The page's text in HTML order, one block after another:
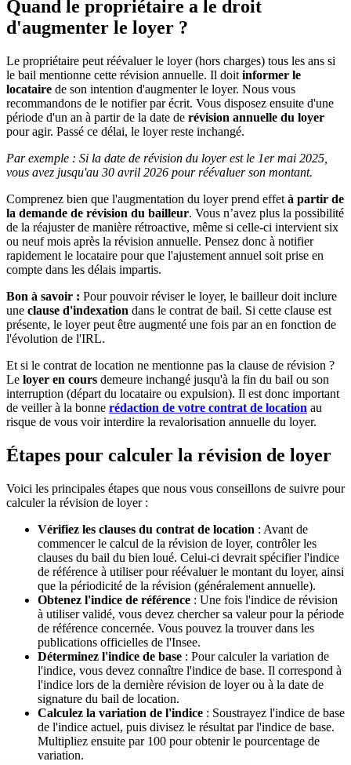
Quand le propriétaire a le droit
d'augmenter le loyer ?
Le propriétaire peut réévaluer le loyer (hors charges) tous les ans si
le bail mentionne cette révision annuelle. Il doit informer le
locataire de son intention d'augmenter le loyer. Nous vous
recommandons de le notifier par écrit. Vous disposez ensuite d'une
période d'un an à partir de la date de révision annuelle du loyer
pour agir. Passé ce délai, le loyer reste inchangé.
Par exemple : Si la date de révision du loyer est le 1er mai 2025,
vous avez jusqu'au 30 avril 2026 pour réévaluer son montant.
Comprenez bien que l'augmentation du loyer prend effet à partir de
la demande de révision du bailleur. Vous n’avez plus la possibilité
de la réajuster de manière rétroactive, même si celle-ci intervient six
ou neuf mois après la révision annuelle. Pensez donc à notifier
rapidement le locataire pour que l'ajustement annuel soit prise en
compte dans les délais impartis.
Bon à savoir : Pour pouvoir réviser le loyer, le bailleur doit inclure
une clause d'indexation dans le contrat de bail. Si cette clause est
présente, le loyer peut être augmenté une fois par an en fonction de
l'évolution de l'IRL.
Et si le contrat de location ne mentionne pas la clause de révision ?
Le loyer en cours demeure inchangé jusqu'à la fin du bail ou son
interruption (départ du locataire ou expulsion). Il est donc important
de veiller à la bonne rédaction de votre contrat de location au
risque de vous voir interdire la revalorisation annuelle du loyer.
Étapes pour calculer la révision de loyer
Voici les principales étapes que nous vous conseillons de suivre pour
calculer la révision de loyer :
Vérifiez les clauses du contrat de location : Avant de
commencer le calcul de la révision de loyer, contrôler les
clauses du bail du bien loué. Celui-ci devrait spécifier l'indice
de référence à utiliser pour réévaluer le montant du loyer, ainsi
que la périodicité de la révision (généralement annuelle).
Obtenez l'indice de référence : Une fois l'indice de révision
à utiliser validé, vous devez chercher sa valeur pour la période
de référence concernée. Vous pouvez la trouver dans les
publications officielles de l'Insee.
Déterminez l'indice de base : Pour calculer la variation de
l'indice, vous devez connaître l'indice de base. Il correspond à
l'indice lors de la dernière révision de loyer ou à la date de
signature du bail de location.
Calculez la variation de l'indice : Soustrayez l'indice de base
de l'indice actuel, puis divisez le résultat par l'indice de base.
Multipliez ensuite par 100 pour obtenir le pourcentage de
variation.